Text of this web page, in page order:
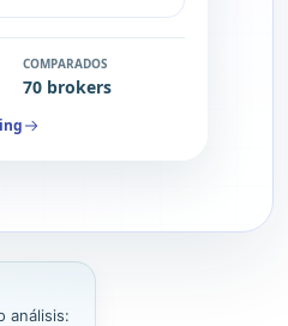
COMPARADOS
70 brokers
análisis: